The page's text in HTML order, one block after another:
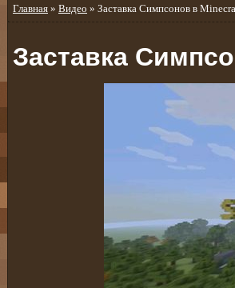
Главная » Видео » Заставка Симпсонов в
Заставка